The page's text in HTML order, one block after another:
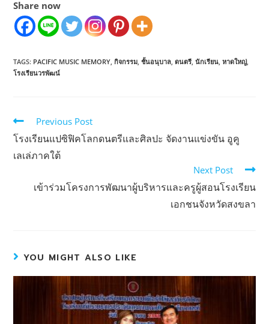
Share now
TAGS: PACIFIC MUSIC MEMORY, กิจกรรม, ชั้นอนุบาล, ดนตรี, นักเรียน, หาดใหญ่,
โรงเรียนวรพัฒน์
Previous Post
โรงเรียนแปซิฟิคโลกดนตรีและศิลปะ จัดงานแข่งขัน อูคู
เลเล่ภาคใต้
Next Post
เข้าร่วมโครงการพัฒนาผู้บริหารและครูผู้สอนโรงเรียน
เอกชนจังหวัดสงขลา
YOU MIGHT ALSO LIKE